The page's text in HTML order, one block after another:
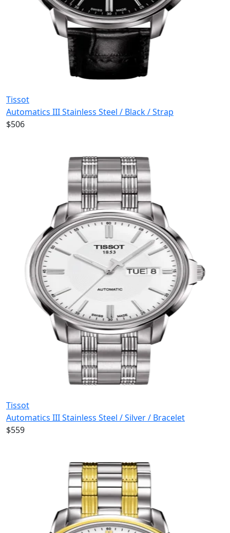
Tissot
Automatics III Stainless Steel / Black / Strap
$506
Tissot
Automatics III Stainless Steel / Silver / Bracelet
$559